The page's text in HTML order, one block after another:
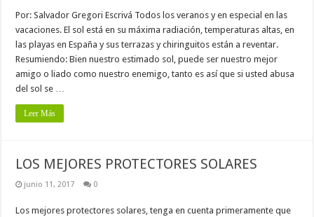
Por: Salvador Gregori Escrivá Todos los veranos y en especial en las
vacaciones. El sol está en su máxima radiación, temperaturas altas, en
las playas en España y sus terrazas y chiringuitos están a reventar.
Resumiendo: Bien nuestro estimado sol, puede ser nuestro mejor
amigo o liado como nuestro enemigo, tanto es así que si usted abusa
del sol se …
Leer Más
LOS MEJORES PROTECTORES SOLARES
junio 11, 2017 0
Los mejores protectores solares, tenga en cuenta primeramente que